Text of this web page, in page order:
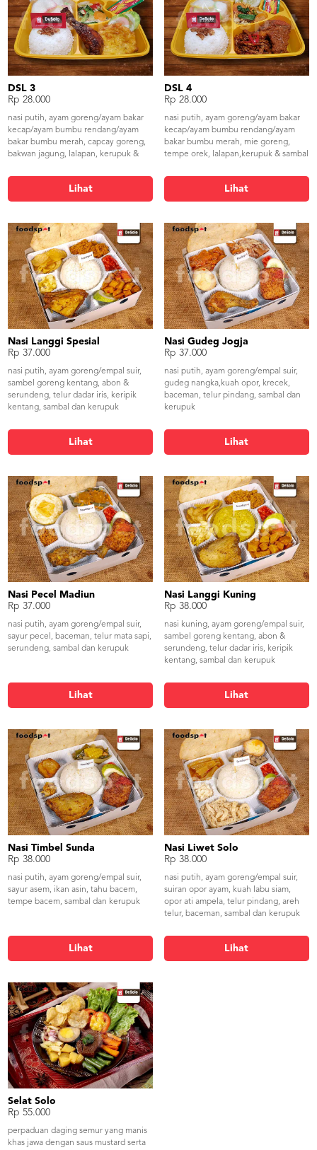
DSL 3
Rp 28.000
nasi putih, ayam goreng/ayam bakar
kecap/ayam bumbu rendang/ayam
bakar bumbu merah, capcay goreng,
bakwan jagung, lalapan, kerupuk &
Lihat
DSL 4
Rp 28.000
nasi putih, ayam goreng/ayam bakar
kecap/ayam bumbu rendang/ayam
bakar bumbu merah, mie goreng,
tempe orek, lalapan,kerupuk & sambal
Lihat
Nasi Langgi Spesial
Rp 37.000
nasi putih, ayam goreng/empal suir,
sambel goreng kentang, abon &
serundeng, telur dadar iris, keripik
kentang, sambal dan kerupuk
Lihat
Nasi Gudeg Jogja
Rp 37.000
nasi putih, ayam goreng/empal suir,
gudeg nangka,kuah opor, krecek,
baceman, telur pindang, sambal dan
kerupuk
Lihat
Nasi Pecel Madiun
Rp 37.000
nasi putih, ayam goreng/empal suir,
sayur pecel, baceman, telur mata sapi,
serundeng, sambal dan kerupuk
Lihat
Nasi Langgi Kuning
Rp 38.000
nasi kuning, ayam goreng/empal suir,
sambel goreng kentang, abon &
serundeng, telur dadar iris, keripik
kentang, sambal dan kerupuk
Lihat
Nasi Timbel Sunda
Rp 38.000
nasi putih, ayam goreng/empal suir,
sayur asem, ikan asin, tahu bacem,
tempe bacem, sambal dan kerupuk
Lihat
Nasi Liwet Solo
Rp 38.000
nasi putih, ayam goreng/empal suir,
suiran opor ayam, kuah labu siam,
opor ati ampela, telur pindang, areh
telur, baceman, sambal dan kerupuk
Lihat
Selat Solo
Rp 55.000
perpaduan daging semur yang manis
khas jawa dengan saus mustard serta